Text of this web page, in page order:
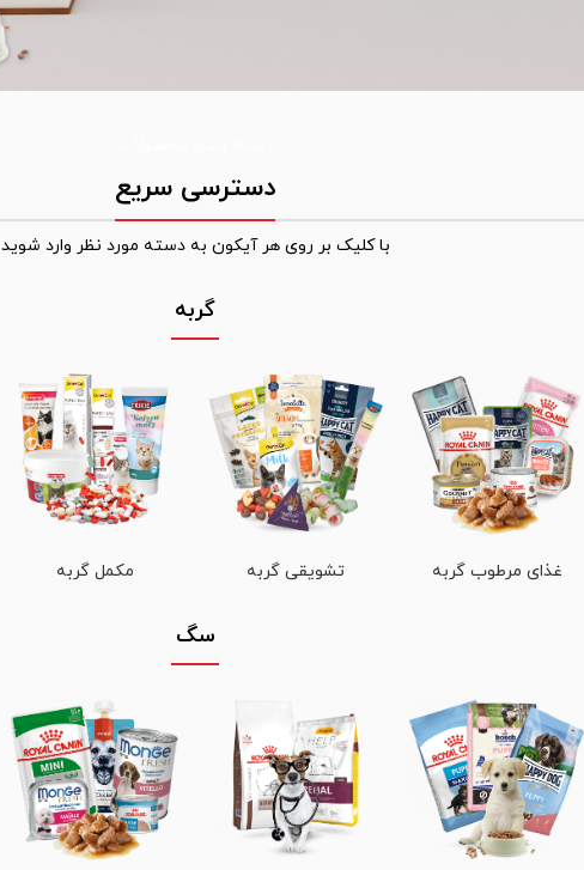
دسترسی سریع
با کلیک بر روی هر آیکون به دسته مورد نظر وارد شوید
گربه
غذای مرطوب گربه تشویقی گربه مکمل گربه
سگ